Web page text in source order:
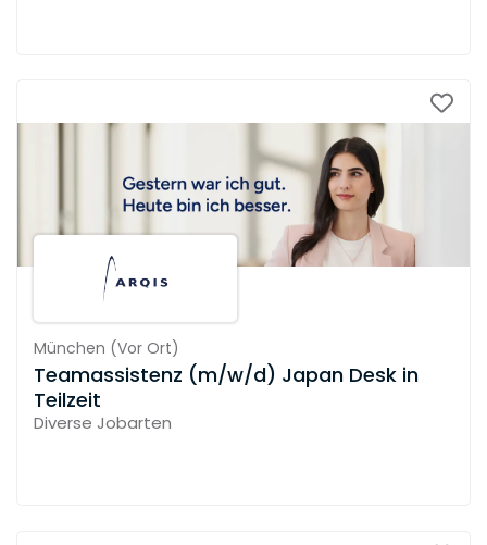
München (Vor Ort)
Teamassistenz (m/w/d) Japan Desk in
Teilzeit
Diverse Jobarten